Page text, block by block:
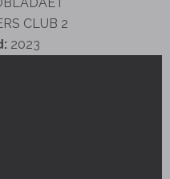
CLUB 2
2023